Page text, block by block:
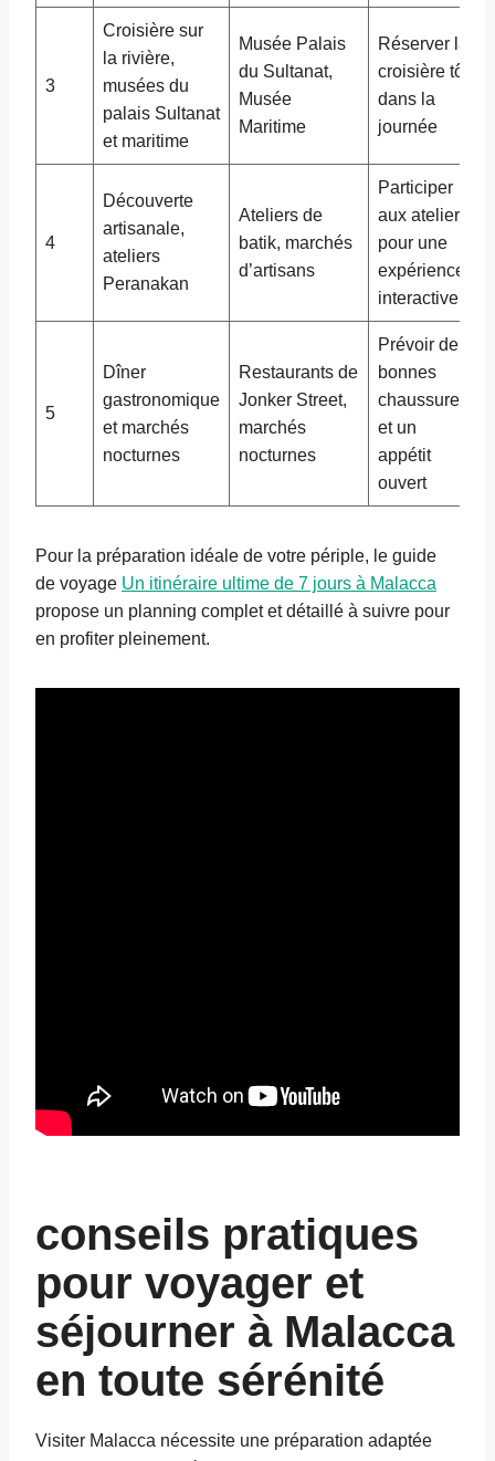
3
Croisière sur
la rivière,
musées du
palais Sultanat
et maritime
Musée Palais
du Sultanat,
Musée
Maritime
Réserver la
croisière tôt
dans la
journée
4
Découverte
artisanale,
ateliers
Peranakan
Ateliers de
batik, marchés
d’artisans
Participer
aux ateliers
pour une
expérience
interactive
5
Dîner
gastronomique
et marchés
nocturnes
Restaurants de
Jonker Street,
marchés
nocturnes
Prévoir de
bonnes
chaussures
et un
appétit
ouvert
Pour la préparation idéale de votre périple, le guide
de voyage Un itinéraire ultime de 7 jours à Malacca
propose un planning complet et détaillé à suivre pour
en profiter pleinement.
conseils pratiques
pour voyager et
séjourner à Malacca
en toute sérénité
Visiter Malacca nécessite une préparation adaptée